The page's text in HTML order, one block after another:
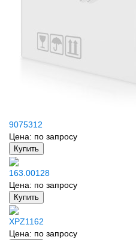
9075312
Цена: по запросу
Купить
163.00128
Цена: по запросу
Купить
XPZ1162
Цена: по запросу